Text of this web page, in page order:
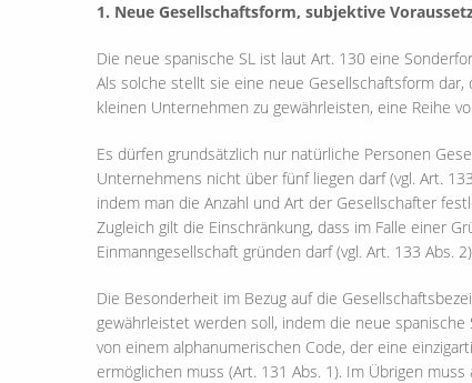
1. Neue Gesellschaftsform, subjektive
Die neue spanische SL ist laut Art. 130 eine
Als solche stellt sie eine neue Gesellschaftsform
kleinen Unternehmen zu gewährleisten, eine Reihe
Es dürfen grundsätzlich nur natürliche Personen
Unternehmens nicht über fünf liegen darf (vgl. Art.
indem man die Anzahl und Art der Gesellschafter
Zugleich gilt die Einschränkung, dass im Falle einer
Einmanngesellschaft gründen darf (vgl. Art. 133 Abs.
Die Besonderheit im Bezug auf die
gewährleistet werden soll, indem die neue
von einem alphanumerischen Code, der eine
ermöglichen muss (Art. 131 Abs. 1). Im Übrigen